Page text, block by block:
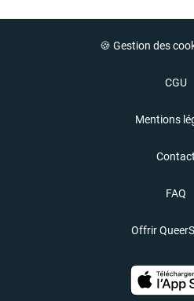
🍪 Gestion des
CGU
Mentions
Contact
FAQ
Offrir